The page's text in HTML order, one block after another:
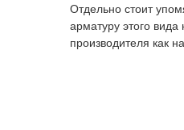
Отдельно стоит
арматуру этого
производителя как